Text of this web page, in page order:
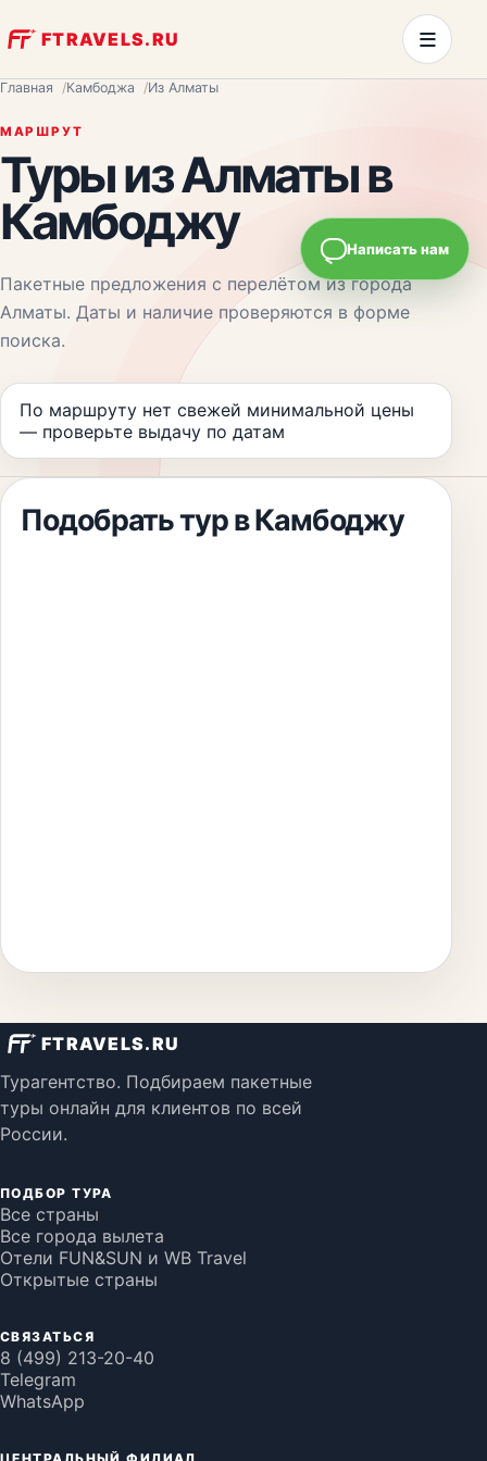
FTRAVELS.RU ≡
Главная Камбоджа Из Алматы
МАРШРУТ
Туры изАлматыв
Камбоджу
Пакетные предложения с перелётом из города
Алматы. Даты и наличие проверяются в форме
поиска.
По маршруту нет свежей минимальной цены
— проверьте выдачу по датам
Подобрать турв Камбоджу
FTRAVELS.RU
Турагентство. Подбираем пакетные
туры онлайн для клиентов по всей
России.
ПОДБОР ТУРА
Все страны
Все города вылета
Отели FUN&SUN и WB Travel
Открытые страны
СВЯЗАТЬСЯ
8 (499) 213-20-40
Telegram
WhatsApp
Написать нам